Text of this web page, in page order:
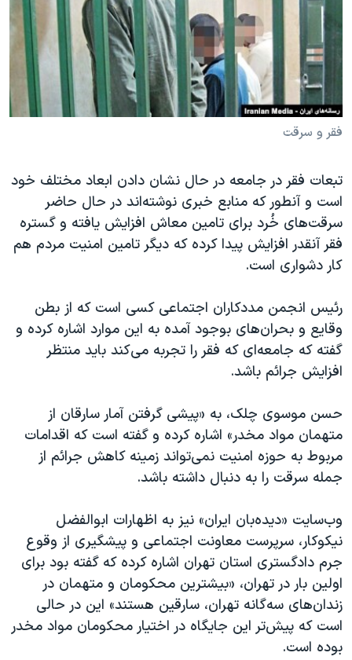
فرهنگ و زندگی
حقوق شهروندی
اقتصادی
علم و فناوری
اسرائیل در جنگ
آرشیو پخش زنده
انتخابات ریاست جمهوری آمریکا ۲۰۲۴
حمله جمهوری اسلامی به اسرائیل
ورزش زنان در ایران
مجموعه مستندهای دادخواهی
تریبونال مردمی آبان ۹۸
دادگاه حمید نوری
چهل سال گروگان‌گیری
اعتراضات مردمی آبان ۹۸
اسرائیل در جنگ
نرگس محمدی برنده جایزه نوبل صلح
همایش محافظه‌کاران آمریکا «سی‌پک»
صفحه‌های ویژه
سفر پرزیدنت ترامپ به چین
دنبال کنید
زبانهای مختلف
فقر و سرقت
تبعات فقر در جامعه در حال نشان دادن ابعاد مختلف خود
است و آنطور که منابع خبری نوشته‌اند در حال حاضر
سرقت‌های خُرد برای تامین معاش افزایش یافته و گستره
فقر آنقدر افزایش پیدا کرده که دیگر تامین امنیت مردم هم
کار دشواری است.
رئیس انجمن مددکاران اجتماعی کسی است که از بطن
وقایع و بحران‌های بوجود آمده به این موارد اشاره کرده و
گفته که جامعه‌ای که فقر را تجربه می‌کند باید منتظر
افزایش جرائم باشد.
حسن موسوی چلک، به «پیشی گرفتن آمار سارقان از
متهمان مواد مخدر» اشاره کرده و گفته است که اقدامات
مربوط به حوزه امنیت نمی‌تواند زمینه کاهش جرائم از
جمله سرقت را به دنبال داشته باشد.
وب‌سایت «دیده‌بان ایران» نیز به اظهارات ابوالفضل
نیکوکار، سرپرست معاونت اجتماعی و پیشگیری از وقوع
جرم دادگستری استان تهران اشاره کرده که گفته بود برای
اولین بار در تهران، «بیشترین محکومان و متهمان در
زندان‌های سه‌گانه تهران، سارقین هستند» این در حالی
است که پیش‌تر این جایگاه در اختیار محکومان مواد مخدر
بوده است.